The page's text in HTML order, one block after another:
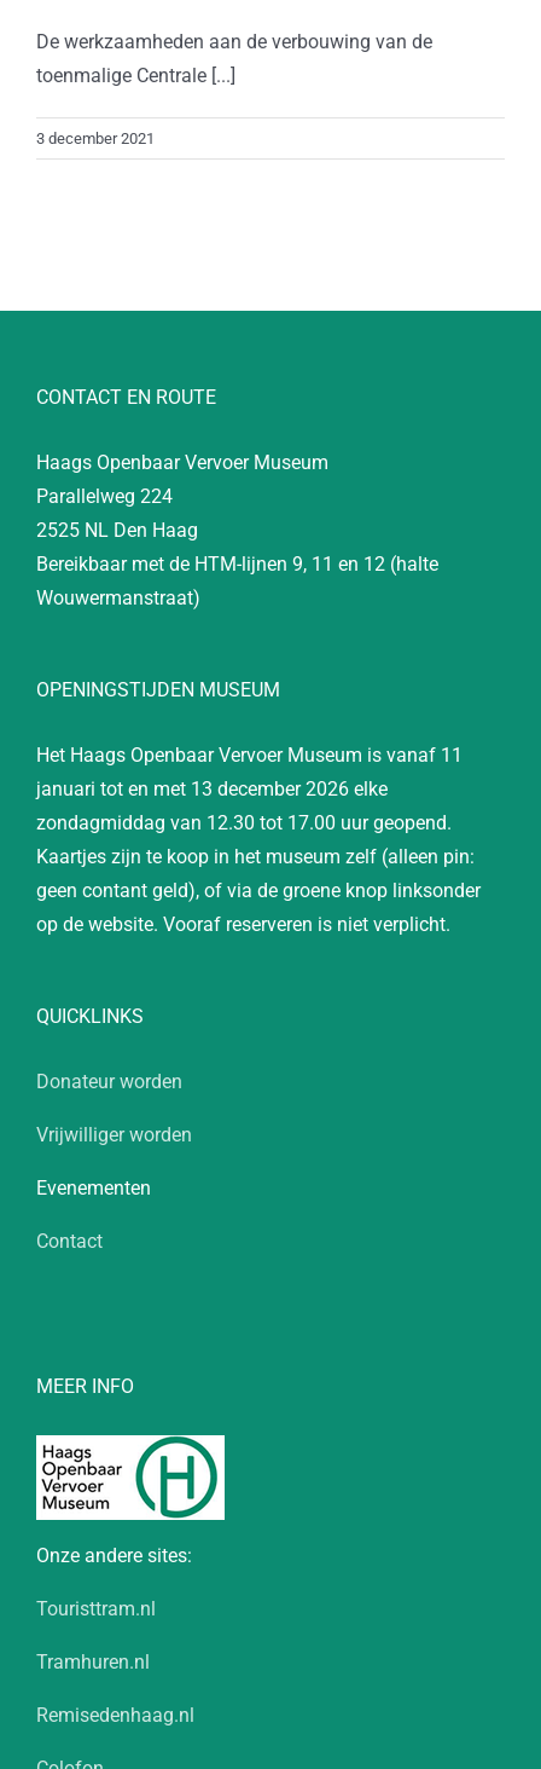
De werkzaamheden aan de verbouwing van de
toenmalige Centrale [...]
3 december 2021
CONTACT EN ROUTE
Haags Openbaar Vervoer Museum
Parallelweg 224
2525 NL Den Haag
Bereikbaar met de HTM-lijnen 9, 11 en 12 (halte
Wouwermanstraat)
OPENINGSTIJDEN MUSEUM
Het Haags Openbaar Vervoer Museum is vanaf 11
januari tot en met 13 december 2026 elke
zondagmiddag van 12.30 tot 17.00 uur geopend.
Kaartjes zijn te koop in het museum zelf (alleen pin:
geen contant geld), of via de groene knop linksonder
op de website. Vooraf reserveren is niet verplicht.
QUICKLINKS
Donateur worden
Vrijwilliger worden
Evenementen
Contact
MEER INFO
Onze andere sites:
Touristtram.nl
Tramhuren.nl
Remisedenhaag.nl